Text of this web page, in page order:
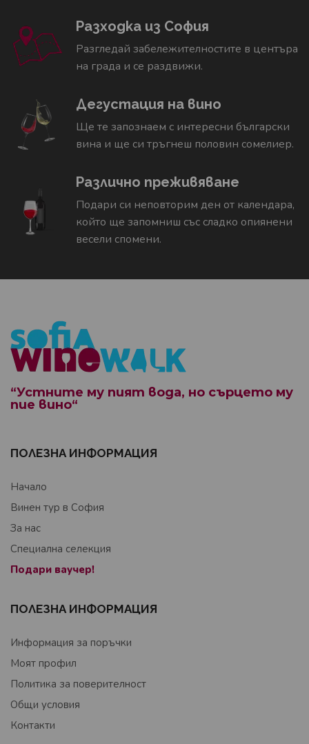
Разходка из София
Разгледай забележителностите в центъра
на града и се раздвижи.
Дегустация на вино
Ще те запознаем с интересни български
вина и ще си тръгнеш половин сомелиер.
Различно преживяване
Подари си неповторим ден от календара,
който ще запомниш със сладко опиянени
весели спомени.
“Устните му пият вода, но сърцето му
пие вино“
ПОЛЕЗНА ИНФОРМАЦИЯ
Начало
Винен тур в София
За нас
Специална селекция
Подари ваучер!
ПОЛЕЗНА ИНФОРМАЦИЯ
Информация за поръчки
Моят профил
Политика за поверителност
Общи условия
Контакти